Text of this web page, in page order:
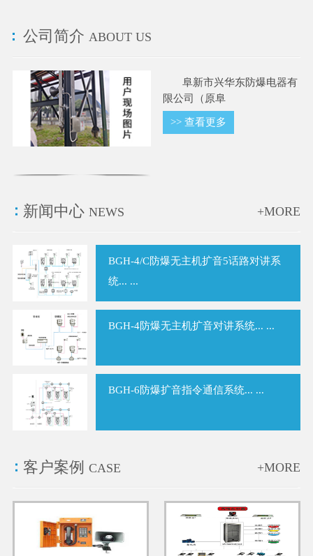
公司简介 ABOUT US
阜新市兴华东防爆电器有
限公司（原阜
>> 查看更多
新闻中心 NEWS +MORE
BGH-4/C防爆无主机扩音5话路对讲系
统... ...
BGH-4防爆无主机扩音对讲系统... ...
BGH-6防爆扩音指令通信系统... ...
客户案例 CASE +MORE